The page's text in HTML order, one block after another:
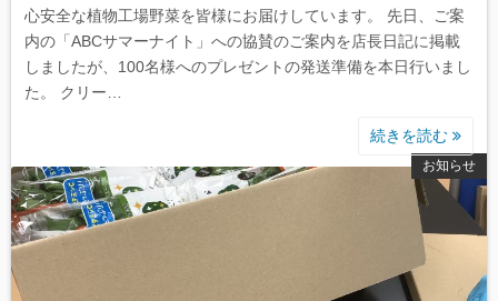
お知らせ
心安全な植物工場野菜を皆様にお届けしています。 先日、ご案
内の「ABCサマーナイト」への協賛のご案内を店長日記に掲載
しましたが、100名様へのプレゼントの発送準備を本日行いまし
た。 クリー…
続きを読む